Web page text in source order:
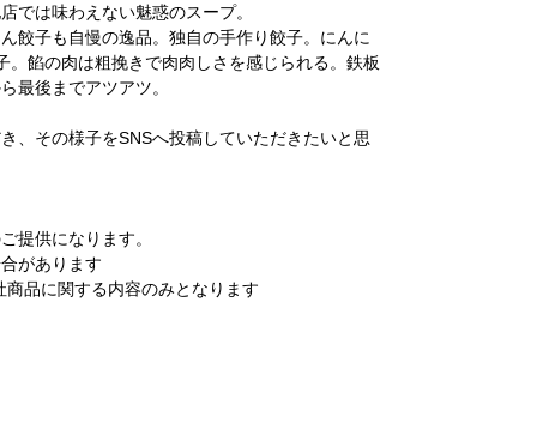
では味わえない魅惑のスープ。
餃子も自慢の逸品。独自の手作り餃子。にんに
。餡の肉は粗挽きで肉肉しさを感じられる。鉄板
最後までアツアツ。
、その様子をSNSへ投稿していただきたいと思
提供になります。
があります
品に関する内容のみとなります